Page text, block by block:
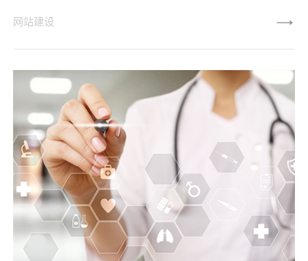
前都需要完整的网站策略。当然，您可以在互联网上阅读一堆
文章，吸收一堆时髦的流行语，并听取成功案例，以为您应该
而没有明确网站策略。相反，我们敦促您首先关注您为什么进
行网站建设，制定正确的
网站建设